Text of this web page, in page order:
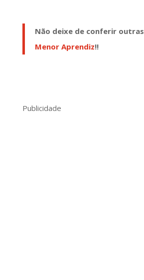
Não deixe de conferir outras
Menor Aprendiz!!
Publicidade